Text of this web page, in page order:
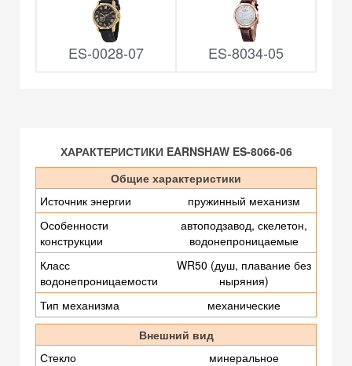
ES-0028-07 ES-8034-05
ХАРАКТЕРИСТИКИ EARNSHAW ES-8066-06
Общие характеристики
Источник энергии
пружинный механизм
Особенности
конструкции
автоподзавод, скелетон,
водонепроницаемые
Класс
водонепроницаемости
WR50 (душ, плавание без
ныряния)
Тип механизма
механические
Внешний вид
Стекло
минеральное